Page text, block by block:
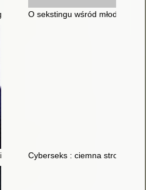
w świecie Internetu
O sekstingu wśród młodzieży
zagrożeń realnych i wirtualnych :
Cyberseks : ciemna strona